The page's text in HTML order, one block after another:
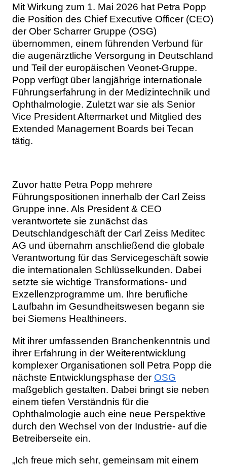
Mit Wirkung zum 1. Mai 2026 hat Petra Popp
die Position des Chief Executive Officer (CEO)
der Ober Scharrer Gruppe (OSG)
übernommen, einem führenden Verbund für
die augenärztliche Versorgung in Deutschland
und Teil der europäischen Veonet-Gruppe.
Popp verfügt über langjährige internationale
Führungserfahrung in der Medizintechnik und
Ophthalmologie. Zuletzt war sie als Senior
Vice President Aftermarket und Mitglied des
Extended Management Boards bei Tecan
tätig.
Zuvor hatte Petra Popp mehrere
Führungspositionen innerhalb der Carl Zeiss
Gruppe inne. Als President & CEO
verantwortete sie zunächst das
Deutschlandgeschäft der Carl Zeiss Meditec
AG und übernahm anschließend die globale
Verantwortung für das Servicegeschäft sowie
die internationalen Schlüsselkunden. Dabei
setzte sie wichtige Transformations- und
Exzellenzprogramme um. Ihre berufliche
Laufbahn im Gesundheitswesen begann sie
bei Siemens Healthineers.
Mit ihrer umfassenden Branchenkenntnis und
ihrer Erfahrung in der Weiterentwicklung
komplexer Organisationen soll Petra Popp die
nächste Entwicklungsphase der OSG
maßgeblich gestalten. Dabei bringt sie neben
einem tiefen Verständnis für die
Ophthalmologie auch eine neue Perspektive
durch den Wechsel von der Industrie- auf die
Betreiberseite ein.
„Ich freue mich sehr, gemeinsam mit einem